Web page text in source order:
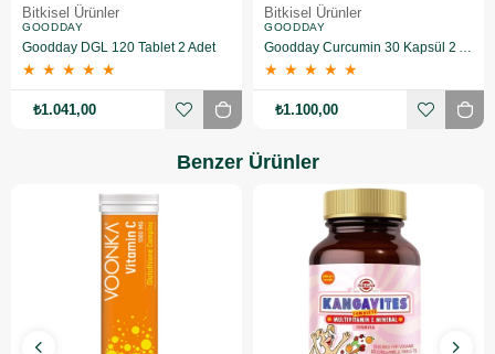
Bitkisel Ürünler
GOODDAY
Goodday DGL 120 Tablet 2 Adet
★ ★ ★ ★ ★
₺1.041,00
Bitkisel Ürünler
GOODDAY
Goodday Curcumin 30 Kapsül 2 Adet
★ ★ ★ ★ ★
₺1.100,00
Benzer Ürünler